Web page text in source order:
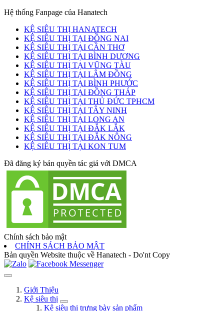
Hệ thống Fanpage của Hanatech
KỆ SIÊU THỊ HANATECH
KỆ SIÊU THỊ TẠI ĐỒNG NAI
KỆ SIÊU THỊ TẠI CẦN THƠ
KỆ SIÊU THỊ TẠI BÌNH DƯƠNG
KỆ SIÊU THỊ TẠI VŨNG TÀU
KỆ SIÊU THỊ TẠI LÂM ĐỒNG
KỆ SIÊU THỊ TẠI BÌNH PHƯỚC
KỆ SIÊU THỊ TẠI ĐỒNG THÁP
KỆ SIÊU THỊ TẠI THỦ ĐỨC TPHCM
KỆ SIÊU THỊ TẠI TÂY NINH
KỆ SIÊU THỊ TẠI LONG AN
KỆ SIÊU THỊ TẠI ĐẮK LẮK
KỆ SIÊU THỊ TẠI ĐẮK NÔNG
KỆ SIÊU THỊ TẠI KON TUM
Đã đăng ký bản quyền tác giả với DMCA
Chính sách bảo mật
CHÍNH SÁCH BẢO MẬT
Bản quyền Website thuộc về Hanatech - Do'nt Copy
Giới Thiệu
Kệ siêu thị
Kệ siêu thị trưng bày sản phẩm